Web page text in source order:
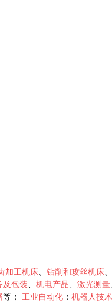
加工机床 钻削和攻丝机床
及包装 机电产品 激光测量
等； 工业自动化 ： 机器人技术